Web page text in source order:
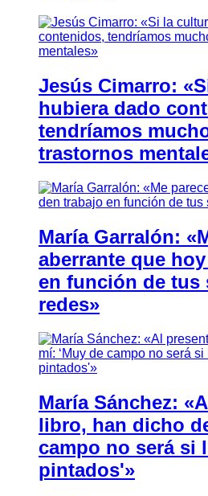
Jesús Cimarro:
hubiera dado
tendríamos
trastornos
María Garralón:
aberrante que
en función de tus
redes»
María Sánchez:
libro, han dicho
campo no será si
pintados'»